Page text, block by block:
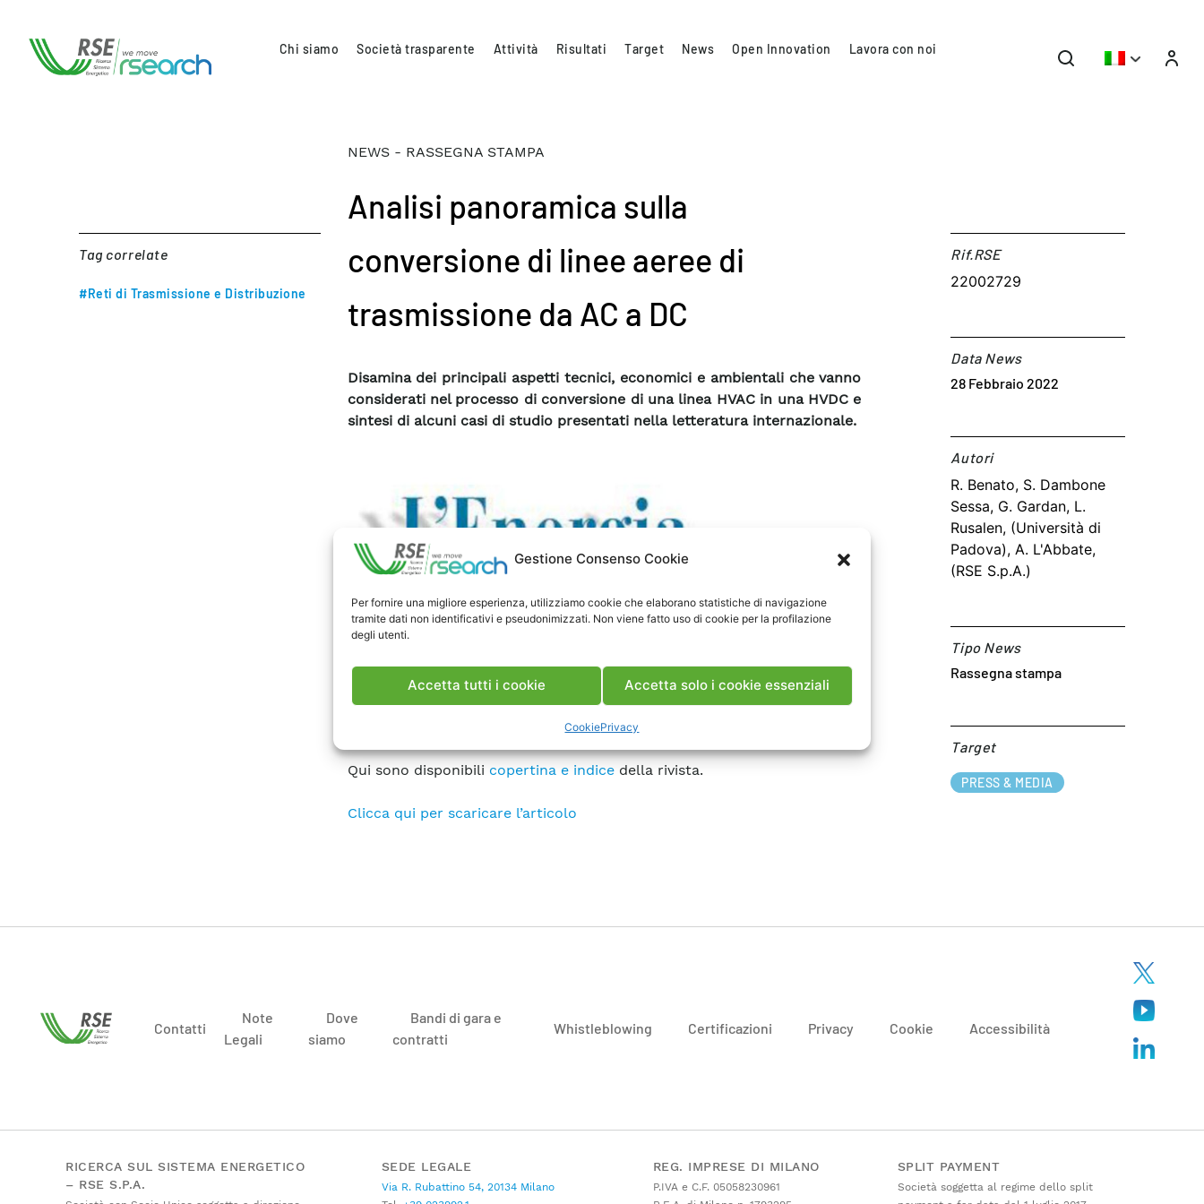
Gestione Consenso Cookie
Per fornire una migliore esperienza, utilizziamo cookie che elaborano statistiche di navigazione
tramite dati non identificativi e pseudonimizzati. Non viene fatto uso di cookie per la profilazione
degli utenti.
Accetta tutti i cookie Accetta solo i cookie essenziali
CookiePrivacy
Chi siamo Società trasparente Attività Risultati Target News Open Innovation Lavora con noi
Tag correlate
#Reti di Trasmissione e Distribuzione
NEWS - RASSEGNA STAMPA
Analisi panoramica sulla
conversione di linee aeree di
trasmissione da AC a DC
Disamina dei principali aspetti tecnici, economici e ambientali che vanno
considerati nel processo di conversione di una linea HVAC in una HVDC e
sintesi di alcuni casi di studio presentati nella letteratura internazionale.
Pubblicato sulla rivista L’Energia Elettrica N. 1, Vol. 99 -2022, pagg. 59-67
Qui sono disponibili copertina e indicedella rivista.
Clicca qui per scaricare l’articolo
Rif.RSE​
22002729
Data News
28 Febbraio 2022
Autori​
R. Benato, S. Dambone
Sessa, G. Gardan, L.
Rusalen, (Università di
Padova), A. L'Abbate,
(RSE S.p.A.)
Tipo News
Rassegna stampa
Target​
PRESS & MEDIA
Contatti
Note
Legali
Dove
siamo
Bandi di gara e
contratti
Whistleblowing Certificazioni Privacy Cookie Accessibilità
RICERCA SUL SISTEMA ENERGETICO
– RSE S.P.A.
SEDE LEGALE
Via R. Rubattino 54, 20134 Milano
REG. IMPRESE DI MILANO
P.IVA e C.F. 05058230961
SPLIT PAYMENT
Società soggetta al regime dello split